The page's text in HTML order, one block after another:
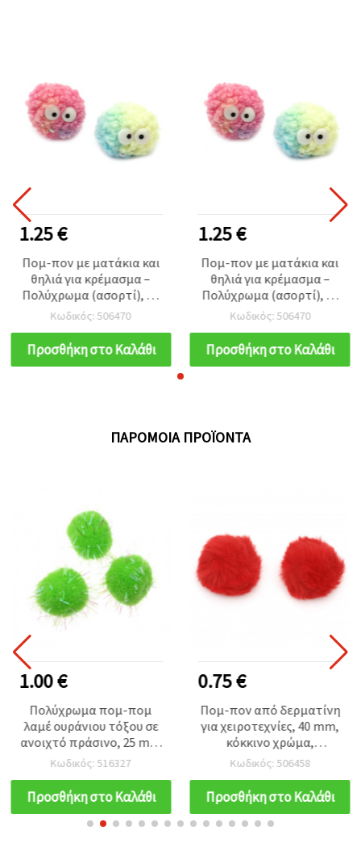
1.25 €
Πομ-πον με ματάκια και
θηλιά για κρέμασμα –
Πολύχρωμα (ασορτί), 50
mm, 2 τμχ, για παιδικές
διακοσμήσεις,
χειροτεχνίες &
κατασκευές
Κωδικός: 506470
Προσθήκη στο Καλάθι
1.25 €
Πομ-πον με ματάκια και
θηλιά για κρέμασμα –
Πολύχρωμα (ασορτί), 50
mm, 2 τμχ, για παιδικές
διακοσμήσεις,
χειροτεχνίες &
κατασκευές
Κωδικός: 506470
Προσθήκη στο Καλάθι
ΠΑΡΌΜΟΙΑ ΠΡΟΪΌΝΤΑ
1.00 €
Πολύχρωμα πομ-πομ
λαμέ ουράνιου τόξου σε
ανοιχτό πράσινο, 25 mm
– Συσκευασία 20 τεμ. –
Ιδανικά για δημιουργικά
χειροποίητα αξεσουάρ &
εορταστικές κατασκευές
(DIY)
Κωδικός: 516327
Προσθήκη στο Καλάθι
0.75 €
Πομ-πον από δερματίνη
για χειροτεχνίες, 40 mm,
κόκκινο χρώμα,
φουντωτό σχέδιο, 2 τμχ.
Κωδικός: 506458
Προσθήκη στο Καλάθι